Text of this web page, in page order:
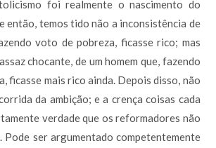
foi realmente o nascimento do
então, temos tido não a inconsistência de
voto de pobreza, ficasse rico; mas
chocante, de um homem que, fazendo
ficasse mais rico ainda. Depois disso, não
da ambição; e a crença coisas cada
verdade que os reformadores não
Pode ser argumentado competentemente